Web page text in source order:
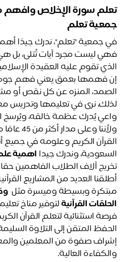
تعلم
تقوم عليه العقيدة الإسلامية.
المنزه عن كل نقص أو
يُدرك عظمة خالقه، ويُرسخ
وندرك جيدا اهمية علم
آلاف الطلاب الفاهمين حقا
وبسيطة وميسرة مثل وقف
القرآنية
العالية.